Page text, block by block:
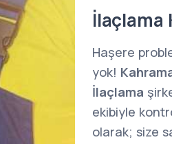
İlaçlama
Haşere
yok!
İlaçlama
ekibiyle
olarak; size